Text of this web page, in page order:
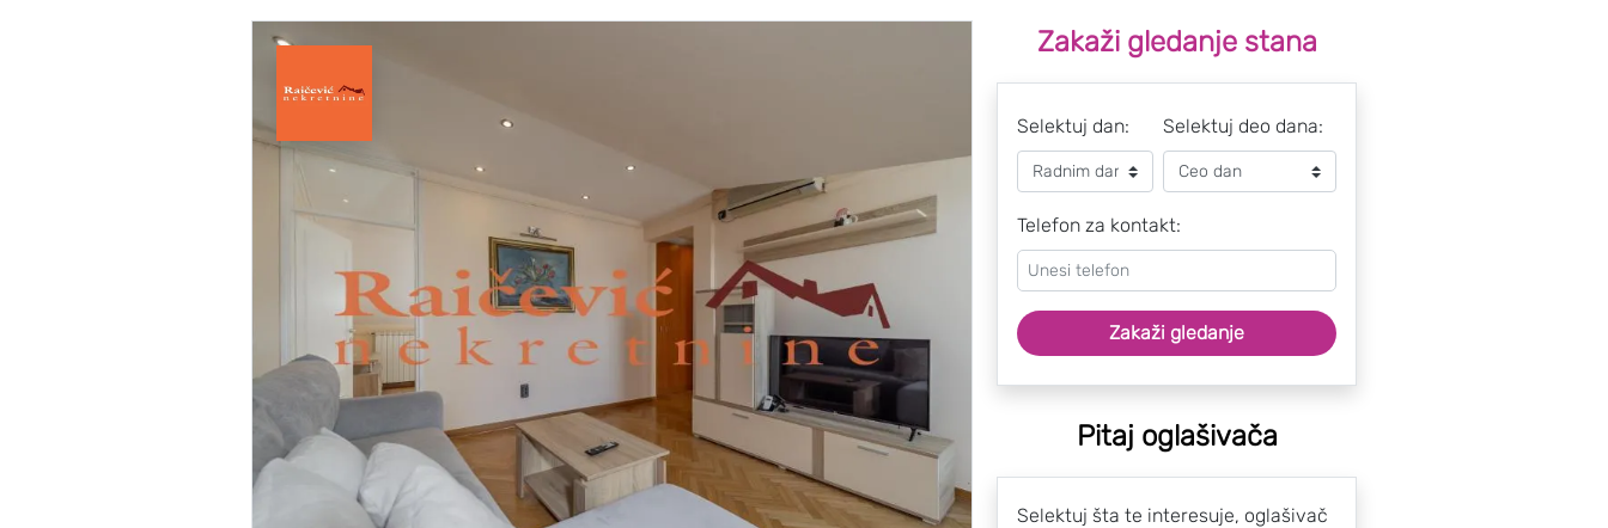
Zakaži gledanje stana
Selektuj dan: Selektuj deo dana:
Telefon za kontakt:
Zakaži gledanje
Pitaj oglašivača
Selektuj šta te interesuje, oglašivač